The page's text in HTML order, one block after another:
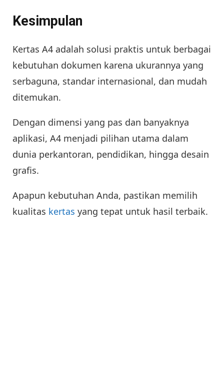
Kesimpulan
Kertas A4 adalah solusi praktis untuk berbagai
kebutuhan dokumen karena ukurannya yang
serbaguna, standar internasional, dan mudah
ditemukan.
Dengan dimensi yang pas dan banyaknya
aplikasi, A4 menjadi pilihan utama dalam
dunia perkantoran, pendidikan, hingga desain
grafis.
Apapun kebutuhan Anda, pastikan memilih
kualitas kertas yang tepat untuk hasil terbaik.